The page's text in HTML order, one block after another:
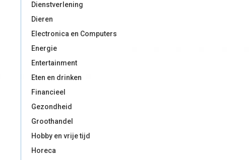
Dienstverlening
Dieren
Electronica en Computers
Energie
Entertainment
Eten en drinken
Financieel
Gezondheid
Groothandel
Hobby en vrije tijd
Horeca